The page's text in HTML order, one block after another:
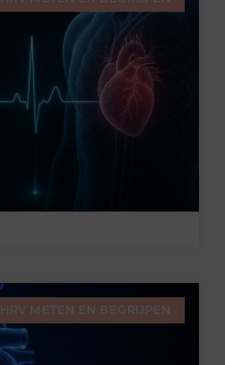
HRV METEN EN BEGRIJPEN